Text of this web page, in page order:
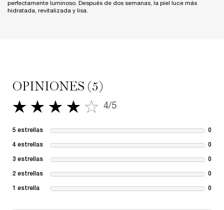
perfectamente luminoso. Después de dos semanas, la piel luce más
hidratada, revitalizada y lisa.
OPINIONES (5)
4 de 5 estrellas. 4/5
5 estrellas 0
4 estrellas 0
3 estrellas 0
2 estrellas 0
1 estrella 0